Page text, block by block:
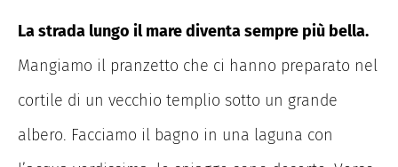
La strada lungo il mare diventa sempre più bella.
Mangiamo il pranzetto che ci hanno preparato nel
cortile di un vecchio templio sotto un grande
albero. Facciamo il bagno in una laguna con